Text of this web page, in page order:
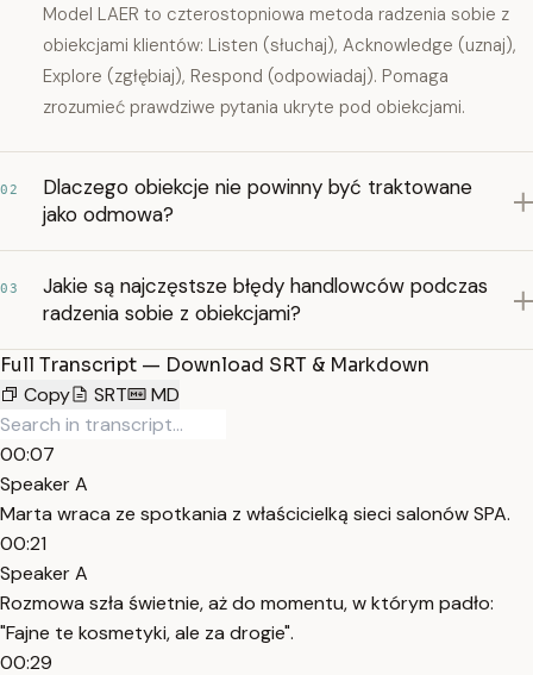
Model LAER to czterostopniowa metoda radzenia sobie z
obiekcjami klientów: Listen (słuchaj), Acknowledge (uznaj),
Explore (zgłębiaj), Respond (odpowiadaj). Pomaga
zrozumieć prawdziwe pytania ukryte pod obiekcjami.
02
Dlaczego obiekcje nie powinny być traktowane
jako odmowa?
03
Jakie są najczęstsze błędy handlowców podczas
radzenia sobie z obiekcjami?
Full Transcript — Download SRT & Markdown
Copy
SRT MD
00:07
Speaker A
Marta wraca ze spotkania z właścicielką sieci salonów SPA.
00:21
Speaker A
Rozmowa szła świetnie, aż do momentu, w którym padło:
"Fajne te kosmetyki, ale za drogie".
00:29